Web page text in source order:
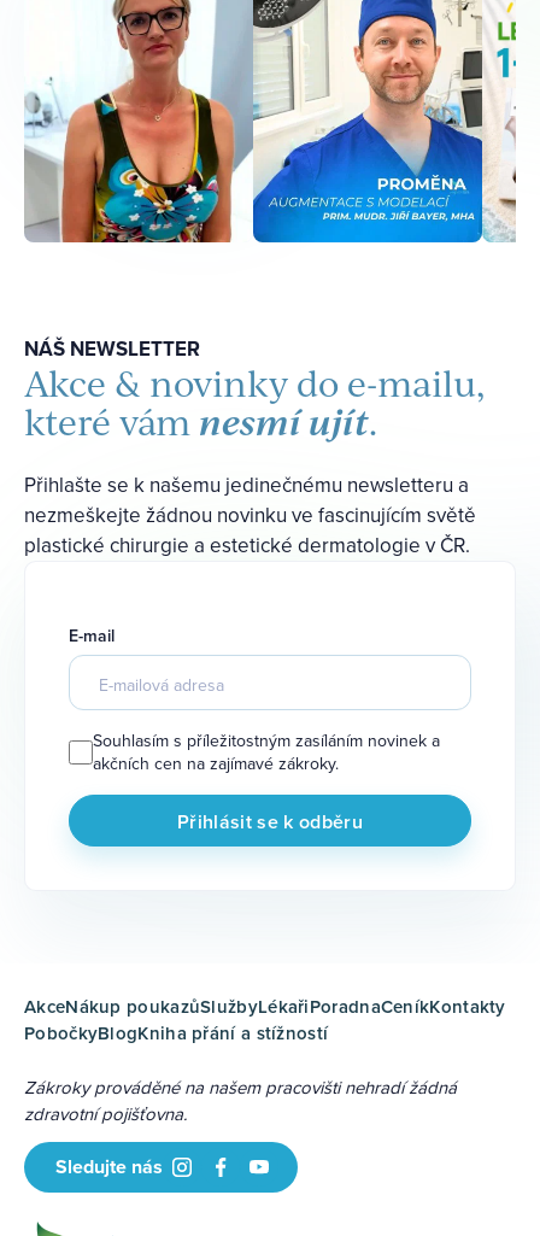
NÁŠ NEWSLETTER
Akce & novinky do e-mailu,
které vám nesmí ujít.
Přihlašte se k našemu jedinečnému newsletteru a
nezmeškejte žádnou novinku ve fascinujícím světě
plastické chirurgie a estetické dermatologie v ČR.
E-mail
Souhlasím s příležitostným zasíláním novinek a
akčních cen na zajímavé zákroky.
AkceNákup poukazůSlužbyLékařiPoradnaCeníkKontakty
PobočkyBlogKniha přání a stížností
Zákroky prováděné na našem pracovišti nehradí žádná
zdravotní pojišťovna.
Sledujte nás